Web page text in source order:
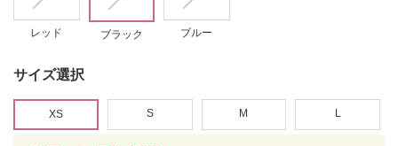
レッド ブラック ブルー
サイズ選択
XS S M L